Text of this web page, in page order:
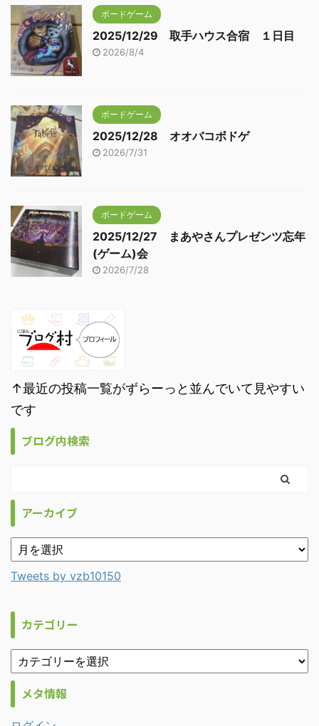
ボードゲーム
2025/12/29 取手ハウス合宿 １日目
2026/8/4
ボードゲーム
2025/12/28 オオバコボドゲ
2026/7/31
ボードゲーム
2025/12/27 まあやさんプレゼンツ忘年
(ゲーム)会
2026/7/28
↑最近の投稿一覧がずらーっと並んでいて見やすい
です
ブログ内検索
アーカイブ
Tweets by vzb10150
カテゴリー
メタ情報